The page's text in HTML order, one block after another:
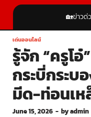
🏡ข่าวด่
เด่นออนไลน์
รู้จัก “ครูโ
กระบี่กระบ
มีด-ท่อนเห
June 15, 2026 - byadmin